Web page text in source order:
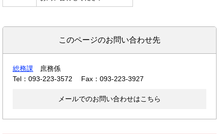
このページのお問い合わせ先
総務課
庶務係
Tel：093-223-3572
Fax：093-223-3927
メールでのお問い合わせはこちら